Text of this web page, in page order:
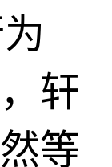
轩
等